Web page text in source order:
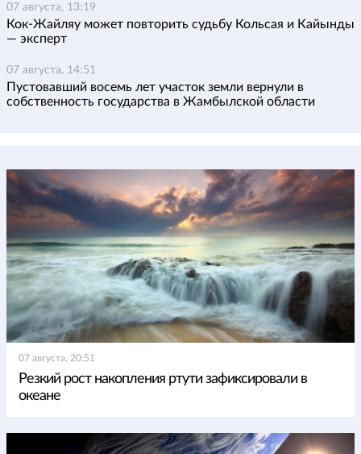
07 августа, 13:19
Кок-Жайляу может повторить судьбу Кольсая и Кайынды
— эксперт
07 августа, 14:51
Пустовавший восемь лет участок земли вернули в
собственность государства в Жамбылской области
07 августа, 20:51
Резкий рост накопления ртути зафиксировали в
океане